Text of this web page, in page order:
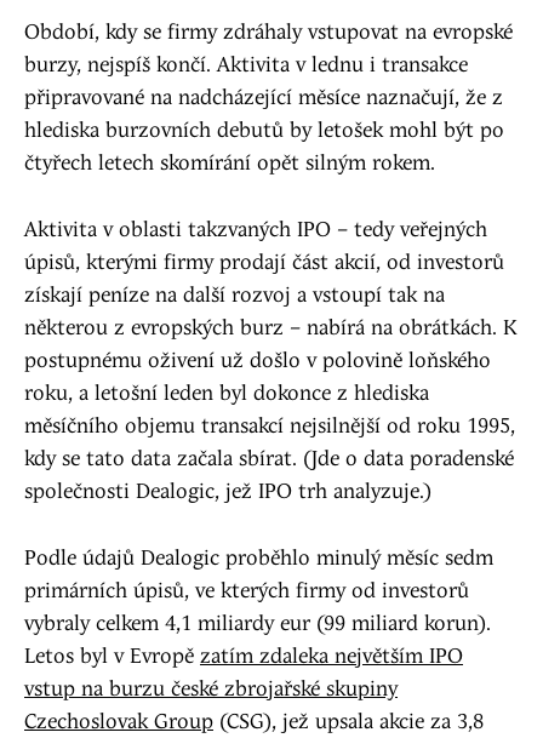
Období, kdy se firmy zdráhaly vstupovat na evropské
burzy, nejspíš končí. Aktivita v lednu i transakce
připravované na nadcházející měsíce naznačují, že z
hlediska burzovních debutů by letošek mohl být po
čtyřech letech skomírání opět silným rokem.
Aktivita v oblasti takzvaných IPO – tedy veřejných
úpisů, kterými firmy prodají část akcií, od investorů
získají peníze na další rozvoj a vstoupí tak na
některou z evropských burz – nabírá na obrátkách. K
postupnému oživení už došlo v polovině loňského
roku, a letošní leden byl dokonce z hlediska
měsíčního objemu transakcí nejsilnější od roku 1995,
kdy se tato data začala sbírat. (Jde o data poradenské
společnosti Dealogic, jež IPO trh analyzuje.)
Podle údajů Dealogic proběhlo minulý měsíc sedm
primárních úpisů, ve kterých firmy od investorů
vybraly celkem 4,1 miliardy eur (99 miliard korun).
Letos byl v Evropě zatím zdaleka největším IPO
vstup na burzu české zbrojařské skupiny
Czechoslovak Group (CSG), jež upsala akcie za 3,8